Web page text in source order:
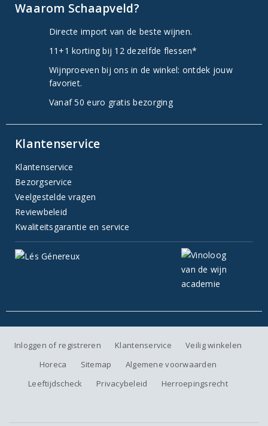
Waarom Schaapveld?
Directe import van de beste wijnen.
11+1 korting bij 12 dezelfde flessen*
Wijnproeven bij ons in de winkel: ontdek jouw
favoriet.
Vanaf 50 euro gratis bezorging
Klantenservice
Klantenservice
Bezorgservice
Veelgestelde vragen
Reviewbeleid
Kwaliteitsgarantie en service
Inloggen of registreren Klantenservice
Veilig winkelen
Horeca
Sitemap
Algemene voorwaarden
Leeftijdscheck
Privacybeleid Herroepingsrecht